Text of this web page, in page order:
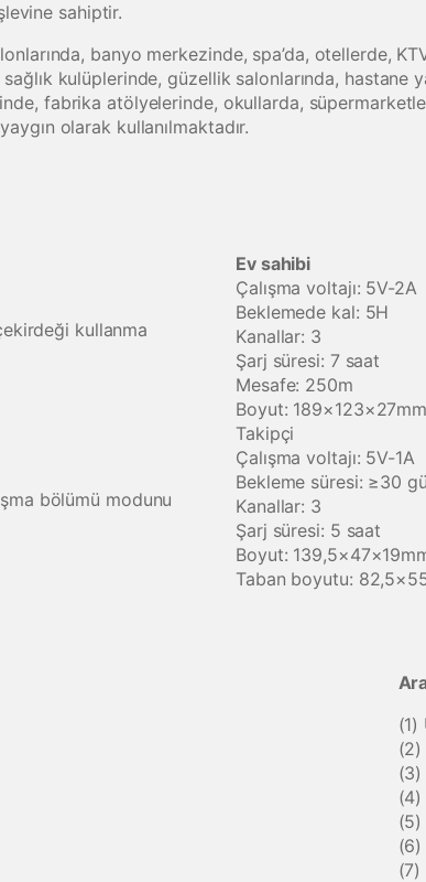
sahiptir.
banyo merkezinde, spa’da, otellerde,
kulüplerinde, güzellik salonlarında,
fabrika atölyelerinde, okullarda,
olarak kullanılmaktadır.
kullanma
bölümü modunu
Ev sahibi
Çalışma voltajı: 5V-2A
Beklemede kal: 5H
Kanallar: 3
Şarj süresi: 7 saat
Mesafe: 250m
Boyut: 189×123×27mm
Takipçi
Çalışma voltajı: 5V-1A
Bekleme süresi: ≥30
Kanallar: 3
Şarj süresi: 5 saat
Boyut:
Taban boyutu:
(1)
(2)
(3)
(4)
(5)
(7)